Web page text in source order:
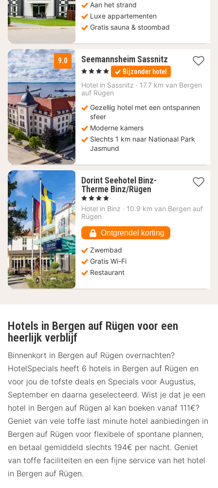
Aan het strand
Luxe appartementen
Gratis sauna & stoombad
9.0 Seemannsheim Sassnitz1
nacht
vanaf
128
, 4 Sterren Bijzonder hotel
Hotel in Sassnitz · 17.7 km van Bergen
auf Rügen
Gezellig hotel met een ontspannen
sfeer
Moderne kamers
Slechts 1 km naar Nationaal Park
Jasmund
Dorint Seehotel Binz-
Therme Binz/Rügen1
vanaf
, 4 Sterren
Hotel in Binz · 10.9 km van Bergen auf
Rügen
Ontgrendel korting
Zwembad
Gratis Wi-Fi
Restaurant
Hotels in Bergen auf Rügen voor een
heerlijk verblijf
Binnenkort in Bergen auf Rügen overnachten?
HotelSpecials heeft 6 hotels in Bergen auf Rügen en
voor jou de tofste deals en Specials voor Augustus,
September en daarna geselecteerd. Wist je dat je een
hotel in Bergen auf Rügen al kan boeken vanaf 111€?
Geniet van vele toffe last minute hotel aanbiedingen in
Bergen auf Rügen voor flexibele of spontane plannen,
en betaal gemiddeld slechts 194€ per nacht. Geniet
van toffe faciliteiten en een fijne service van het hotel
in Bergen auf Rügen.